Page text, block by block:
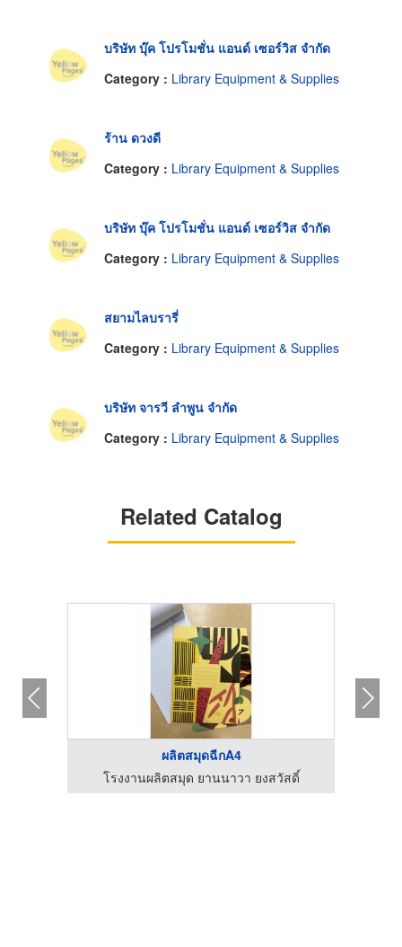
บริษัท บุ๊ค โปรโมชั่น แอนด์ เซอร์วิส จำกัด
Category : Library Equipment & Supplies
ร้าน ดวงดี
Category : Library Equipment & Supplies
บริษัท บุ๊ค โปรโมชั่น แอนด์ เซอร์วิส จำกัด
Category : Library Equipment & Supplies
สยามไลบรารี่
Category : Library Equipment & Supplies
บริษัท จารวี ลำพูน จำกัด
Category : Library Equipment & Supplies
Related Catalog
ผลิตสมุดฉีกA4
โรงงานผลิตสมุด ยานนาวา ยงสวัสดิ์